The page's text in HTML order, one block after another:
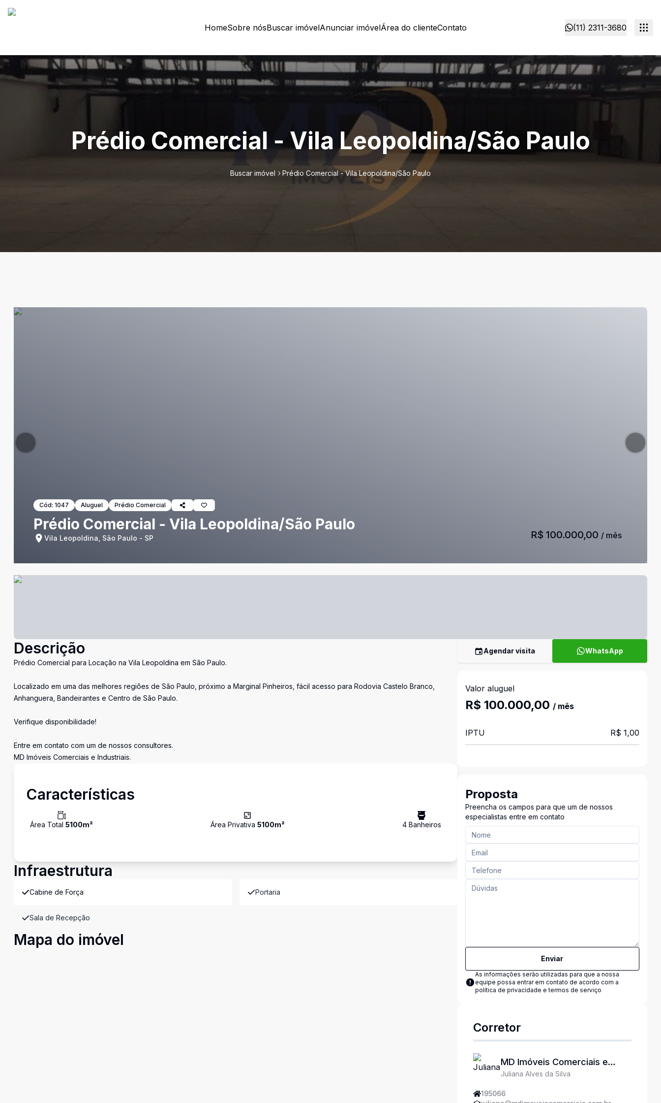
HomeSobre nósBuscar imóvelAnunciar imóvelÁrea do clienteContato (11) 2311-3680
Prédio Comercial - Vila Leopoldina/São Paulo
Buscar imóvel Prédio Comercial - Vila Leopoldina/São Paulo
Cód: 1047 Aluguel Prédio Comercial
Prédio Comercial - Vila Leopoldina/São Paulo
Vila Leopoldina, São Paulo - SP R$ 100.000,00 / mês
Descrição
Prédio Comercial para Locação na Vila Leopoldina em São Paulo.
Localizado em uma das melhores regiões de São Paulo, próximo a Marginal Pinheiros, fácil acesso para Rodovia Castelo Branco,
Anhanguera, Bandeirantes e Centro de São Paulo.
Verifique disponibilidade!
Entre em contato com um de nossos consultores.
MD Imóveis Comerciais e Industriais.
Características
Área Total 5100m² Área Privativa 5100m² 4Banheiros
Infraestrutura
Cabine de Força Portaria
Sala de Recepção
Mapa do imóvel
Agendar visita WhatsApp
Valor aluguel
R$ 100.000,00 / mês
IPTU R$ 1,00
Proposta
Preencha os campos para que um de nossos
especialistas entre em contato
Enviar
As informações serão utilizadas para que a nossa
equipe possa entrar em contato de acordo com a
política de privacidade e termos de serviço
Corretor
MD Imóveis Comerciais e
Industriais
Juliana Alves da Silva
195066